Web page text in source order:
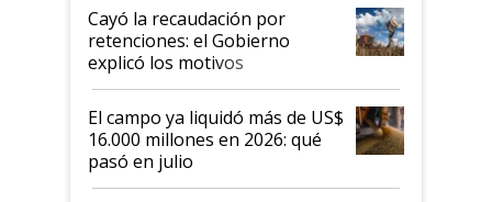
habló del financiamiento al IPCVA
Cayó la recaudación por
retenciones: el Gobierno
explicó los motivos
El campo ya liquidó más de US$
16.000 millones en 2026: qué
pasó en julio